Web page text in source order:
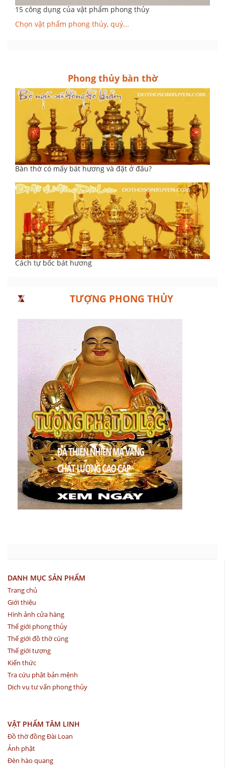
15 công dụng của vật phẩm phong thủy
Chọn vật phẩm phong thủy, quý...
Phong thủy bàn thờ
Bàn thờ có mấy bát hương và đặt ở đâu?
Cách tự bốc bát hương
TƯỢNG PHONG THỦY
DANH MỤC SẢN PHẨM
Trang chủ
Giới thiệu
Hình ảnh cửa hàng
Thế giới phong thủy
Thế giới đồ thờ cúng
Thế giới tượng
Kiến thức
Tra cứu phật bản mệnh
Dịch vụ tư vấn phong thủy
VẬT PHẨM TÂM LINH
Đồ thờ đồng Đài Loan
Ảnh phật
Đèn hào quang